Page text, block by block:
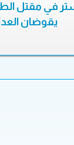
في مقتل
يقوضان